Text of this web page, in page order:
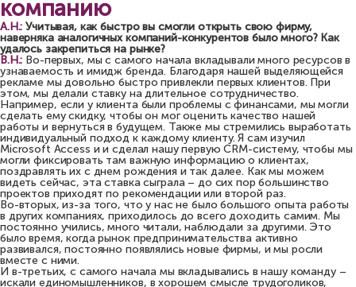
компанию
А.Н.:Учитывая, как быстро вы смогли открыть свою фирму,
наверняка аналогичных компаний-конкурентов было много? Как
удалось закрепиться на рынке?
В.Н.: Во-первых, мы с самого начала вкладывали много ресурсов в
узнаваемость и имидж бренда. Благодаря нашей выделяющейся
рекламе мы довольно быстро привлекли первых клиентов. При
этом, мы делали ставку на длительное сотрудничество.
Например, если у клиента были проблемы с финансами, мы могли
сделать ему скидку, чтобы он мог оценить качество нашей
работы и вернуться в будущем. Также мы стремились выработать
индивидуальный подход к каждому клиенту. Я сам изучил
Microsoft Access и и сделал нашу первую CRM-систему, чтобы мы
могли фиксировать там важную информацию о клиентах,
поздравлять их с днем рождения и так далее. Как мы можем
видеть сейчас, эта ставка сыграла – до сих пор большинство
проектов приходят по рекомендации или второй раз.
Во-вторых, из-за того, что у нас не было большого опыта работы
в других компаниях, приходилось до всего доходить самим. Мы
постоянно учились, много читали, наблюдали за другими. Это
было время, когда рынок предпринимательства активно
развивался, постоянно появлялись новые фирмы, и мы росли
вместе с ними.
И в-третьих, с самого начала мы вкладывались в нашу команду –
искали единомышленников, в хорошем смысле трудоголиков,